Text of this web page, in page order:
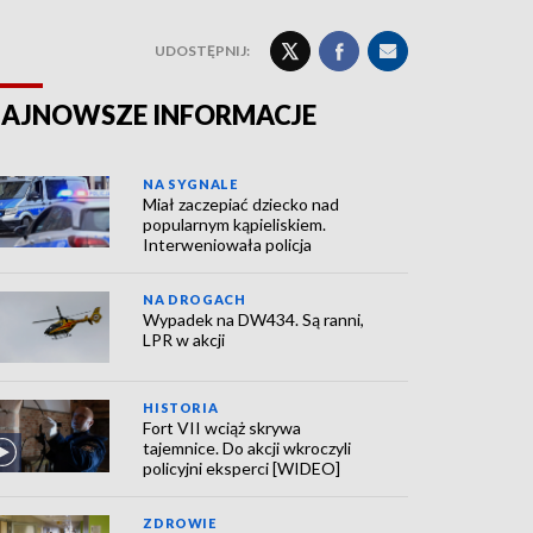
UDOSTĘPNIJ:
INFORMACJE
NA SYGNALE
Miał zaczepiać dziecko nad
popularnym kąpieliskiem.
Interweniowała policja
NA DROGACH
Wypadek na DW434. Są ranni,
LPR w akcji
HISTORIA
Fort VII wciąż skrywa
tajemnice. Do akcji wkroczyli
policyjni eksperci [WIDEO]
ZDROWIE